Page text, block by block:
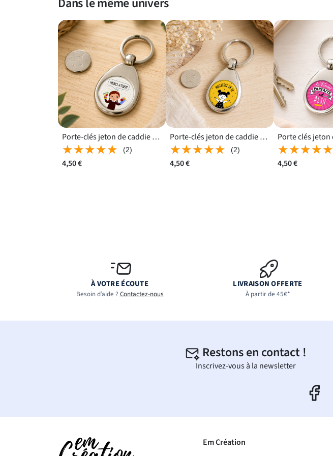
Porte-clés jeton de caddie Merci Atsem au visuel coloré facile à repérer
★★★★★
★★★★★ (2)
4,50 €
Porte-clés jeton de caddie Maîtresse en Or pour garder un souvenir de l’année en classe
★★★★★
★★★★★ (2)
4,50 €
★★★★★
★★★★★
4,50 €
À VOTRE ÉCOUTE
Besoin d’aide ? Contactez-nous
LIVRAISON OFFERTE
À partir de 45€*
Restons en contact !
Inscrivez-vous à la newsletter
Em Création